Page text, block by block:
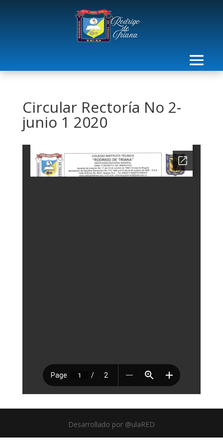
Circular Rectoría No 2-
junio 1 2020
Desarrollado por @ulaRED